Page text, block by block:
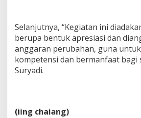
Selanjutnya, “Kegiatan ini
berupa bentuk apresiasi dan
anggaran perubahan, guna
kompetensi dan bermanfaat bagi
Suryadi.
(iing chaiang)